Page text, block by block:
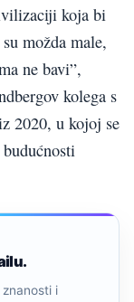
koja bi
možda male,
ne bavi”,
kolega s
2020, u kojoj se
i